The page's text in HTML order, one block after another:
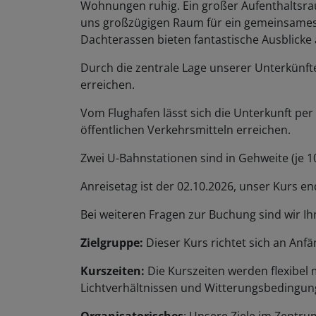
Wohnungen ruhig. Ein großer
uns großzügigen Raum für ein
Dachterassen bieten fantastische Ausblicke
Durch die zentrale Lage unserer
erreichen.
Vom Flughafen lässt sich die Unterkunft
öffentlichen Verkehrsmitteln erreichen.
Zwei U-Bahnstationen sind in Gehweite (je
Anreisetag ist der 02.10.2026, unser Kurs
Bei weiteren Fragen zur Buchung sind wir
Zielgruppe: Dieser Kurs richtet sich an
Kurszeiten: Die Kurszeiten werden flexibel
Lichtverhältnissen und